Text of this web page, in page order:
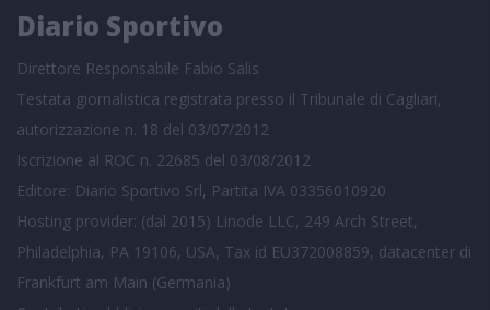
Diario Sportivo
Direttore Responsabile Fabio Salis
Testata giornalistica registrata presso il Tribunale di Cagliari,
autorizzazione n. 18 del 03/07/2012
Iscrizione al ROC n. 22685 del 03/08/2012
Editore: Diario Sportivo Srl, Partita IVA 03356010920
Hosting provider: (dal 2015) Linode LLC, 249 Arch Street,
Philadelphia, PA 19106, USA, Tax id EU372008859, datacenter di
Frankfurt am Main (Germania)